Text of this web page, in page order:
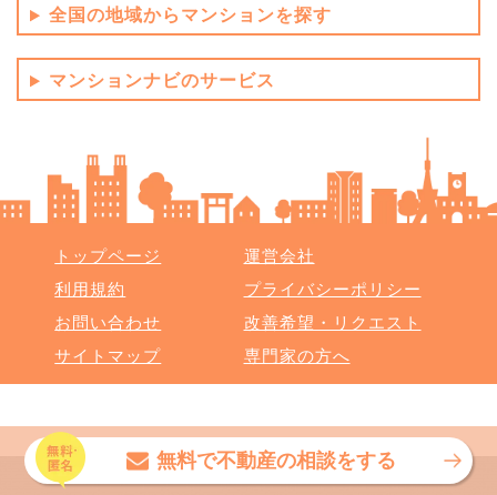
無料で不動産の相談をする
全国の地域からマンションを探す
マンションナビのサービス
トップページ
運営会社
利用規約
プライバシーポリシー
お問い合わせ
改善希望・リクエスト
サイトマップ
専門家の方へ